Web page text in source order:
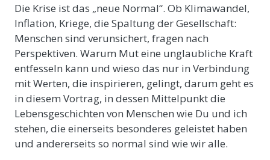
Die Krise ist das „neue Normal“. Ob Klimawandel,
Inflation, Kriege, die Spaltung der Gesellschaft:
Menschen sind verunsichert, fragen nach
Perspektiven. Warum Mut eine unglaubliche Kraft
entfesseln kann und wieso das nur in Verbindung
mit Werten, die inspirieren, gelingt, darum geht es
in diesem Vortrag, in dessen Mittelpunkt die
Lebensgeschichten von Menschen wie Du und ich
stehen, die einerseits besonderes geleistet haben
und andererseits so normal sind wie wir alle.